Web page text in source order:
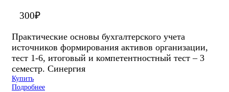
300₽
Практические основы бухгалтерского учета
источников формирования активов организации,
тест 1-6, итоговый и компетентностный тест – 3
семестр. Синергия
Купить
Подробнее